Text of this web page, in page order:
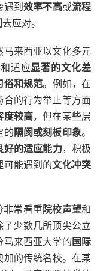
到 效率不高或流程
去应对。
马来西亚以文化多元
适应显著的文化差
俗和规范。例如，在
的行为举止等方面
度较高，但在某些层
的 隔阂或刻板印象。
好的适应能力，积极
可能遇到的文化冲突
非常看重院校声望和
少数几所顶尖公立
马来西亚大学的国际
加的传统名校。在某